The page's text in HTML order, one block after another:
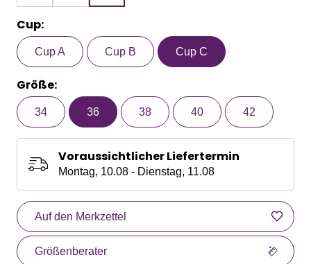
Cup:
Cup A Cup B Cup C
Größe:
34 36 38 40 42
Voraussichtlicher Liefertermin
Montag, 10.08 - Dienstag, 11.08
Auf den Merkzettel
Größenberater